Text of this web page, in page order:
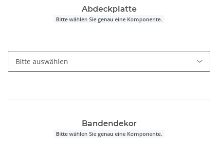
Abdeckplatte
Bitte wählen Sie genau eine Komponente.
Bandendekor
Bitte wählen Sie genau eine Komponente.